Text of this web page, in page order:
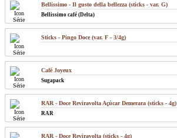
Bellissimo - Il gusto della bellezza (sticks - var. G)
Bellissimo café (Delta)
Sticks - Pingo Doce (var. F - 3/4g)
Café Joyeux
Sugapack
RAR - Doce Reviravolta Açúcar Demerara (sticks - 4g)
RAR
RAR - Doce Reviravolta (sticks - 4g)